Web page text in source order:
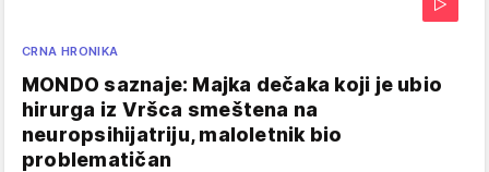
CRNA HRONIKA
MONDO saznaje: Majka dečaka koji je ubio
hirurga iz Vršca smeštena na
neuropsihijatriju, maloletnik bio
problematičan